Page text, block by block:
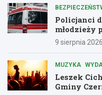
Policjanci
młodzieży
9 sierpnia 2026
MUZYKA
Leszek
Gminy